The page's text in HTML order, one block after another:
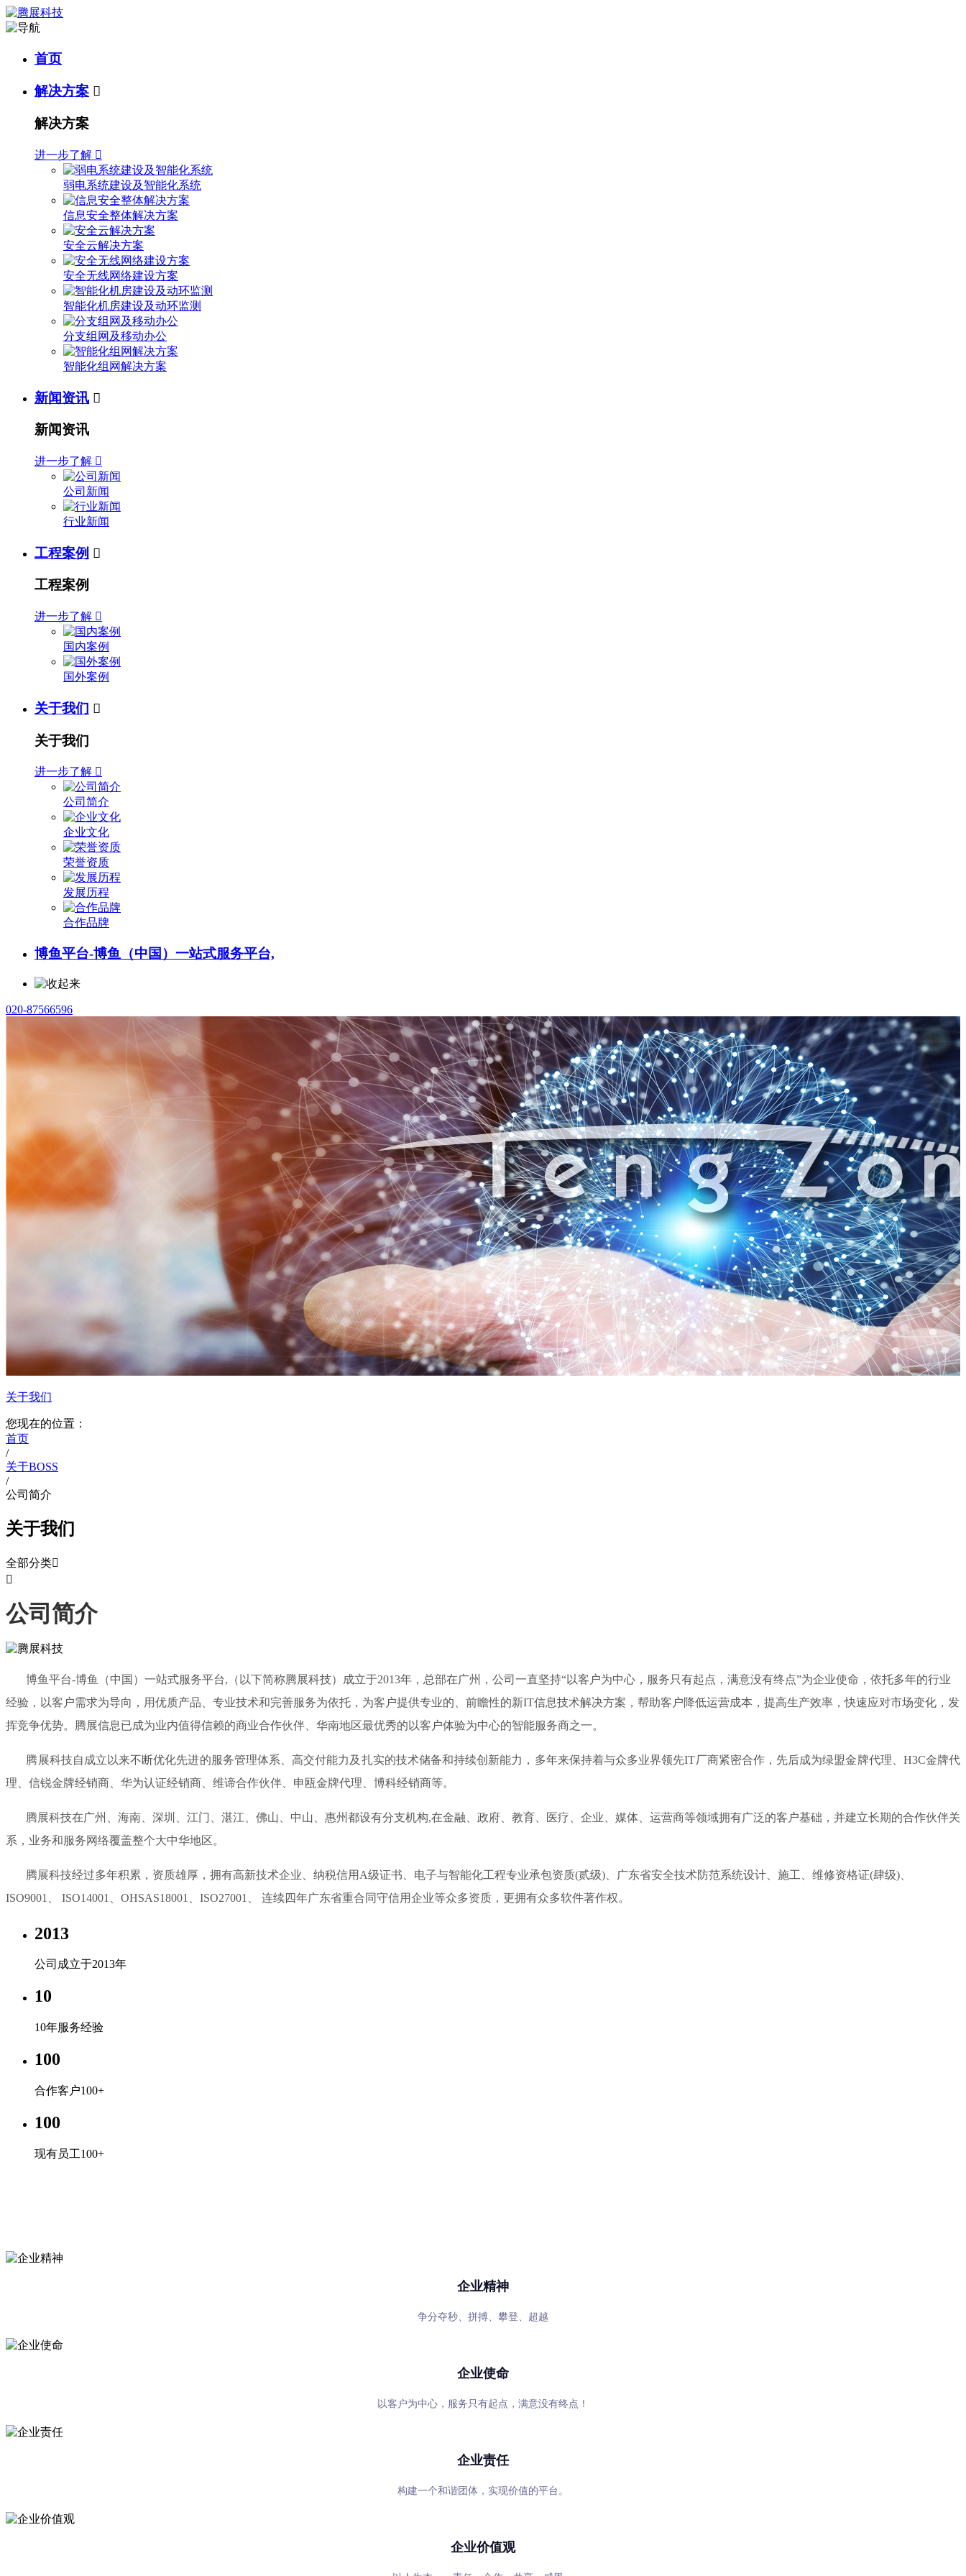
首页
解决方案 
解决方案
进一步了解 
弱电系统建设及智能化系统
信息安全整体解决方案
安全云解决方案
安全无线网络建设方案
智能化机房建设及动环监测
分支组网及移动办公
智能化组网解决方案
新闻资讯 
新闻资讯
进一步了解 
公司新闻
行业新闻
工程案例 
工程案例
进一步了解 
国内案例
国外案例
关于我们 
关于我们
进一步了解 
公司简介
企业文化
荣誉资质
发展历程
合作品牌
博鱼平台-博鱼（中国）一站式服务平台,
020-87566596
关于我们
您现在的位置：
首页
/
关于BOSS
/
公司简介
关于我们
全部分类

公司简介
博鱼平台-博鱼（中国）一站式服务平台,（以下简称腾展科技）成立于2013年，总部在广州，公司一直坚持“以客户为中心，服务只有起点，满意没有终点”为企业使命，依托多年的行业
经验，以客户需求为导向，用优质产品、专业技术和完善服务为依托，为客户提供专业的、前瞻性的新IT信息技术解决方案，帮助客户降低运营成本，提高生产效率，快速应对市场变化，发
挥竞争优势。腾展信息已成为业内值得信赖的商业合作伙伴、华南地区最优秀的以客户体验为中心的智能服务商之一。
腾展科技自成立以来不断优化先进的服务管理体系、高交付能力及扎实的技术储备和持续创新能力，多年来保持着与众多业界领先IT厂商紧密合作，先后成为绿盟金牌代理、H3C金牌代
理、信锐金牌经销商、华为认证经销商、维谛合作伙伴、申瓯金牌代理、博科经销商等。
腾展科技在广州、海南、深圳、江门、湛江、佛山、中山、惠州都设有分支机构,在金融、政府、教育、医疗、企业、媒体、运营商等领域拥有广泛的客户基础，并建立长期的合作伙伴关
系，业务和服务网络覆盖整个大中华地区。
腾展科技经过多年积累，资质雄厚，拥有高新技术企业、纳税信用A级证书、电子与智能化工程专业承包资质(贰级)、广东省安全技术防范系统设计、施工、维修资格证(肆级)、
ISO9001、 ISO14001、OHSAS18001、ISO27001、 连续四年广东省重合同守信用企业等众多资质，更拥有众多软件著作权。
2013
公司成立于2013年
10
10年服务经验
100
合作客户100+
100
现有员工100+
企业精神
争分夺秒、拼搏、攀登、超越
企业使命
以客户为中心，服务只有起点，满意没有终点！
企业责任
构建一个和谐团体，实现价值的平台。
企业价值观